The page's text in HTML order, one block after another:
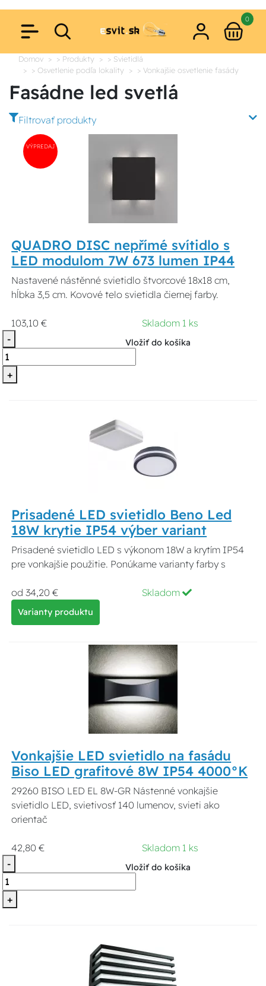
0
Domov > Produkty
> Svietidlá
> Osvetlenie podľa lokality
> Vonkajšie osvetlenie fasády
Fasádne led svetlá
Filtrovať produkty
VÝPREDAJ
QUADRO DISC nepřímé svítidlo s
LED modulom 7W 673 lumen IP44
Nastavené nástěnné svietidlo štvorcové 18x18 cm,
hĺbka 3,5 cm. Kovové telo svietidla čiernej farby.
103,10 €
Skladom 1 ks
-
+
Vložiť do košíka
Prisadené LED svietidlo Beno Led
18W krytie IP54 výber variant
Prisadené svietidlo LED s výkonom 18W a krytím IP54
pre vonkajšie použitie. Ponúkame varianty farby s
od 34,20 € Skladom
Varianty produktu
Vonkajšie LED svietidlo na fasádu
Biso LED grafitové 8W IP54 4000°K
29260 BISO LED EL 8W-GR Nástenné vonkajšie
svietidlo LED, svietivosť 140 lumenov, svieti ako
orientač
42,80 €
Skladom 1 ks
-
+
Vložiť do košíka